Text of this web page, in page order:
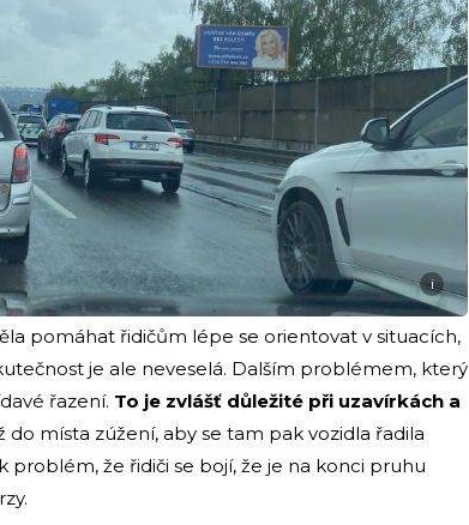
i
pomáhat řidičům lépe se orientovat v situacích,
je ale neveselá. Dalším problémem, který
řazení. To je zvlášť důležité při uzavírkách a
místa zúžení, aby se tam pak vozidla řadila
že řidiči se bojí, že je na konci pruhu